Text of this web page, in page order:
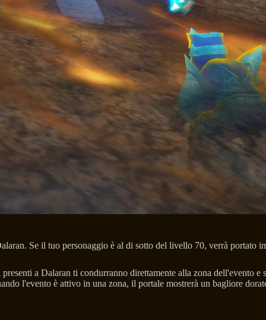
Se il tuo personaggio è al di sotto del livello 70, verrà portato
a Dalaran ti condurranno direttamente alla zona dell'evento
l'evento è attivo in una zona, il portale mostrerà un bagliore